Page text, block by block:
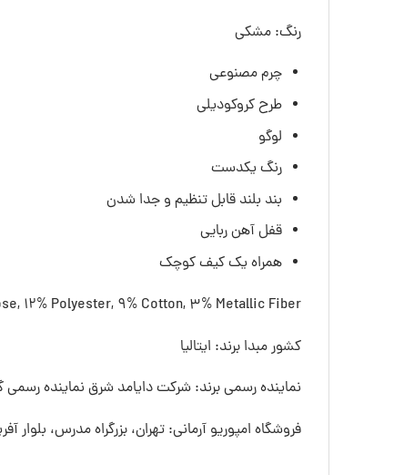
رنگ: مشکی
چرم مصنوعی
طرح کروکودیلی
لوگو
رنگ یکدست
بند بلند قابل تنظیم و جدا شدن
قفل آهن ربایی
همراه یک کیف کوچک
12% Polyester, 9% Cotton, 3% Metallic Fiber
کشور مبدا برند: ایتالیا
نماینده رسمی برند: شرکت دایامد شرق نماینده رسمی
فروشگاه امپوریو آرمانی: تهران، بزرگراه مدرس، بلوار